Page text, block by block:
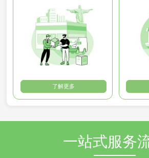
了解更多
一站式服务